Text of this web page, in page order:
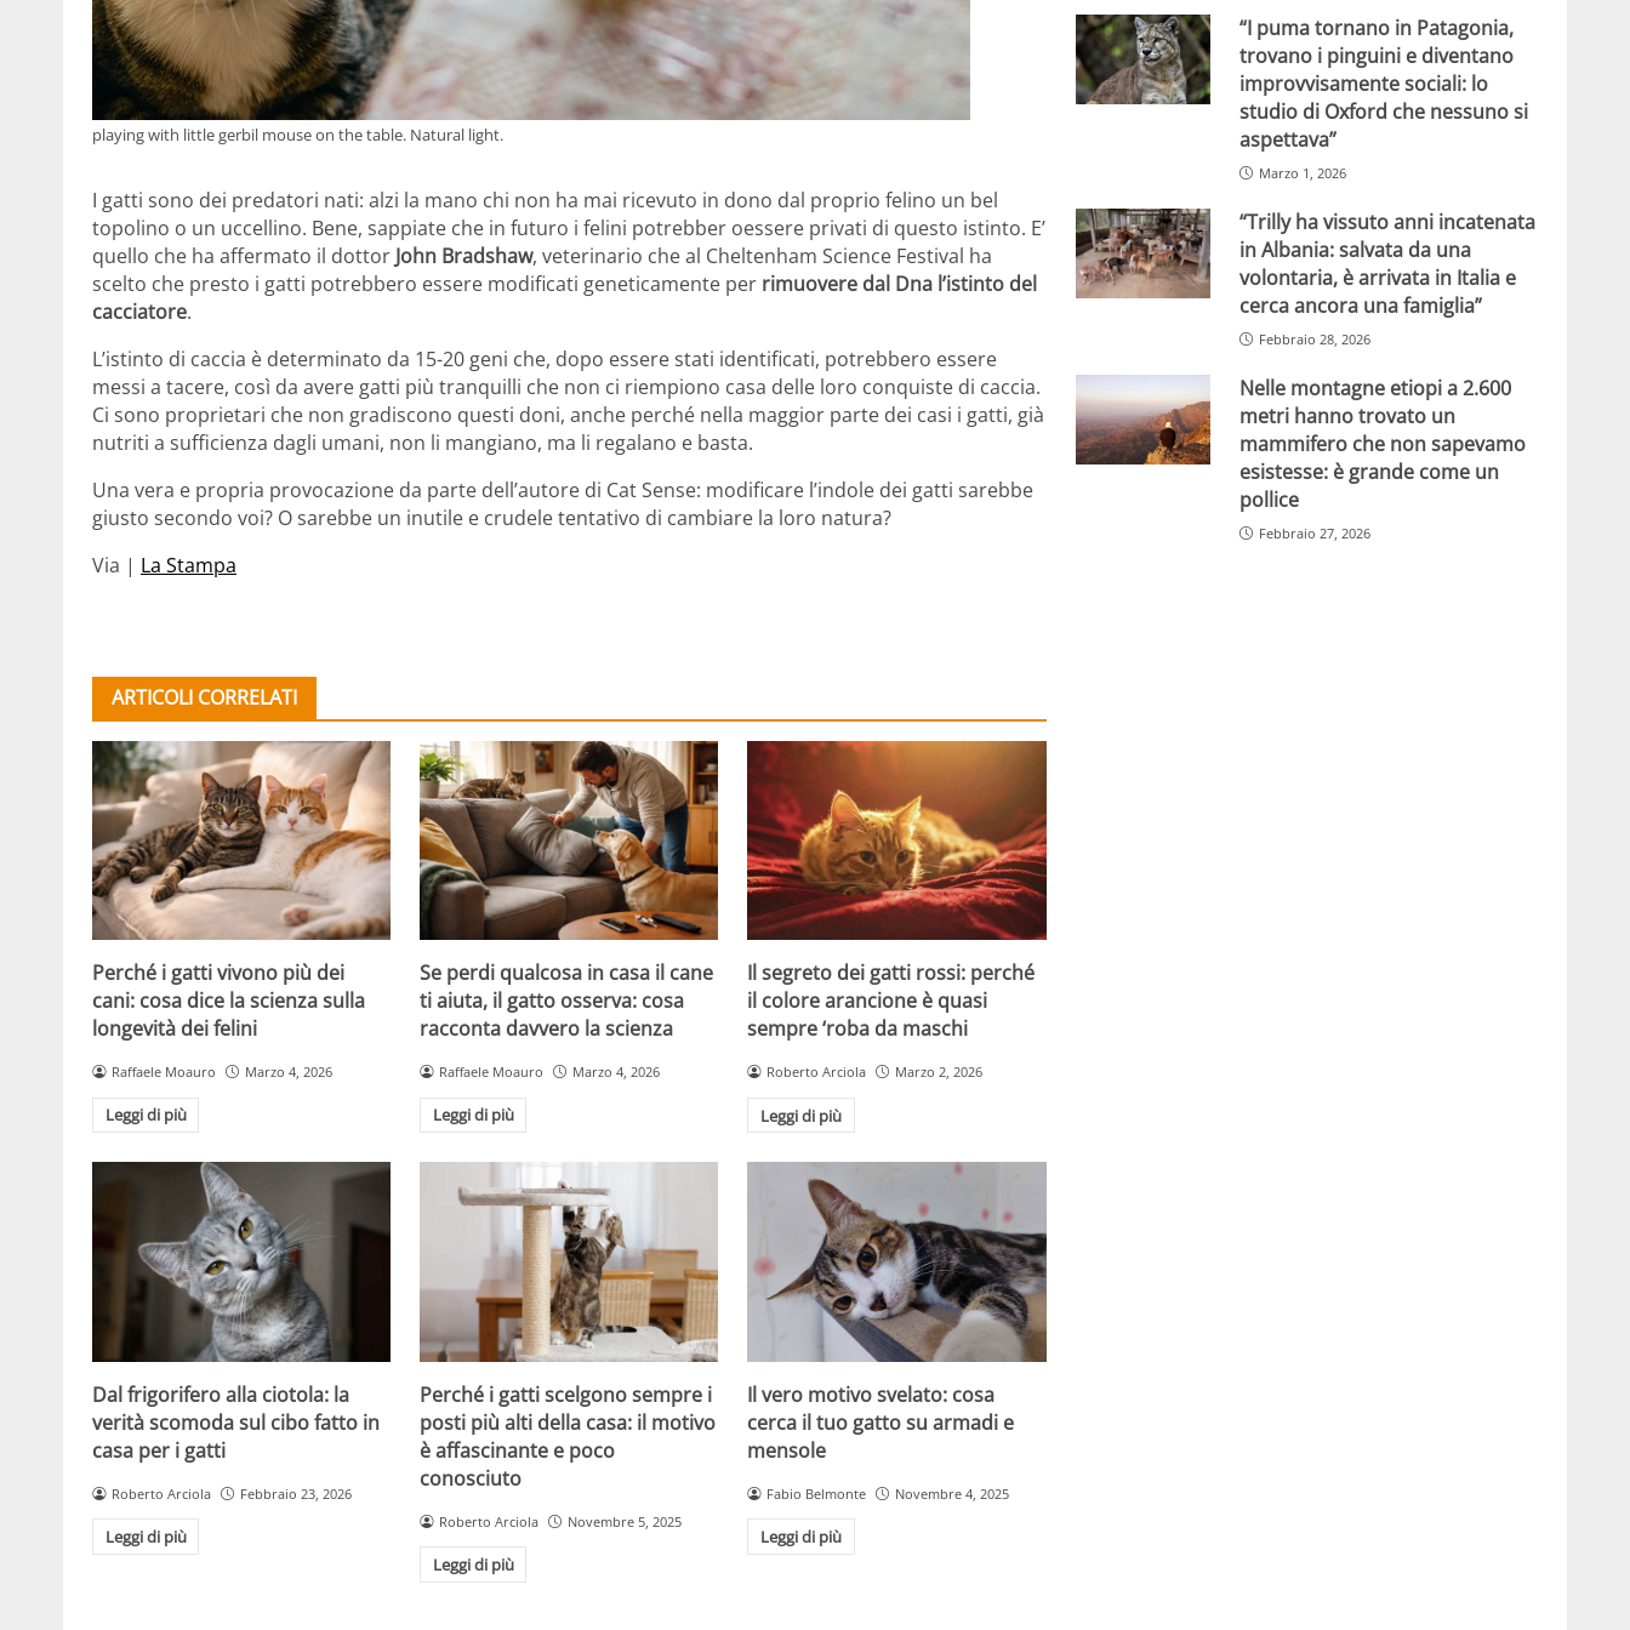
playing with little gerbil mouse on the table. Natural light.
I gatti sono dei predatori nati: alzi la mano chi non ha mai ricevuto in dono dal proprio felino un bel
topolino o un uccellino. Bene, sappiate che in futuro i felini potrebber oessere privati di questo istinto. E’
quello che ha affermato il dottor John Bradshaw, veterinario che al Cheltenham Science Festival ha
scelto che presto i gatti potrebbero essere modificati geneticamente per rimuovere dal Dna l’istinto del
cacciatore.
L’istinto di caccia è determinato da 15-20 geni che, dopo essere stati identificati, potrebbero essere
messi a tacere, così da avere gatti più tranquilli che non ci riempiono casa delle loro conquiste di caccia.
Ci sono proprietari che non gradiscono questi doni, anche perché nella maggior parte dei casi i gatti, già
nutriti a sufficienza dagli umani, non li mangiano, ma li regalano e basta.
Una vera e propria provocazione da parte dell’autore di Cat Sense: modificare l’indole dei gatti sarebbe
giusto secondo voi? O sarebbe un inutile e crudele tentativo di cambiare la loro natura?
Via | La Stampa
ARTICOLI CORRELATI
Perché i gatti vivono più dei
cani: cosa dice la scienza sulla
longevità dei felini
Raffaele Moauro Marzo 4, 2026
Leggi di più
Se perdi qualcosa in casa il cane
ti aiuta, il gatto osserva: cosa
racconta davvero la scienza
Raffaele Moauro Marzo 4, 2026
Leggi di più
Il segreto dei gatti rossi: perché
il colore arancione è quasi
sempre ‘roba da maschi
Roberto Arciola Marzo 2, 2026
Leggi di più
Dal frigorifero alla ciotola: la
verità scomoda sul cibo fatto in
casa per i gatti
Roberto Arciola Febbraio 23, 2026
Leggi di più
Perché i gatti scelgono sempre i
posti più alti della casa: il motivo
è affascinante e poco
conosciuto
Roberto Arciola Novembre 5, 2025
Leggi di più
Il vero motivo svelato: cosa
cerca il tuo gatto su armadi e
mensole
Fabio Belmonte Novembre 4, 2025
Leggi di più
“I puma tornano in Patagonia,
trovano i pinguini e diventano
improvvisamente sociali: lo
studio di Oxford che nessuno si
aspettava”
Marzo 1, 2026
“Trilly ha vissuto anni incatenata
in Albania: salvata da una
volontaria, è arrivata in Italia e
cerca ancora una famiglia”
Febbraio 28, 2026
Nelle montagne etiopi a 2.600
metri hanno trovato un
mammifero che non sapevamo
esistesse: è grande come un
pollice
Febbraio 27, 2026